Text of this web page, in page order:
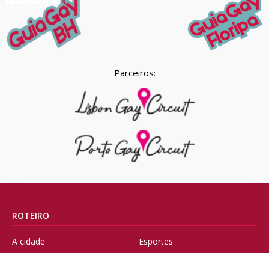
Parceiros:
ROTEIRO
A cidade Esportes